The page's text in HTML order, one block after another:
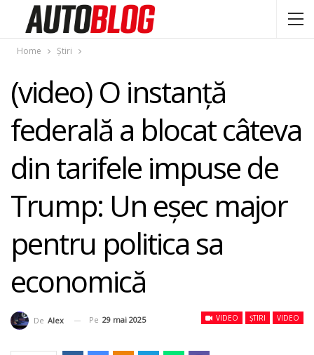
Home Știri
(video) O instanță
federală a blocat câteva
din tarifele impuse de
Trump: Un eșec major
pentru politica sa
economică
VIDEO ȘTIRI VIDEO
De Alex Pe 29 mai 2025